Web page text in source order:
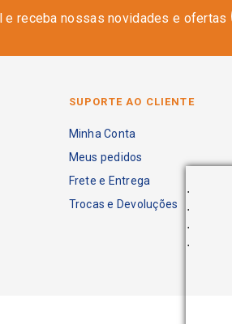
.
.
.
.
e receba nossas novidades e ofertas
SUPORTE AO CLIENTE
Minha Conta
Meus pedidos
Frete e Entrega
Trocas e Devoluções